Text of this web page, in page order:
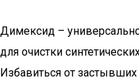
Димексид –
для очистки
Избавиться от